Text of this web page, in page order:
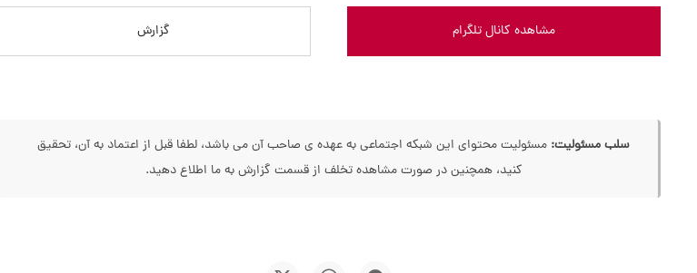
مشاهده کانال تلگرام گزارش
سلب مسئولیت: مسئولیت محتوای این شبکه اجتماعی به عهده ی صاحب آن می باشد، لطفا قبل از اعتماد به آن، تحقیق
کنید، همچنین در صورت مشاهده تخلف از قسمت گزارش به ما اطلاع دهید.